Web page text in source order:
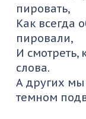
пировать,
Как всегда
пировали,
И смотреть,
слова.
А других
темном